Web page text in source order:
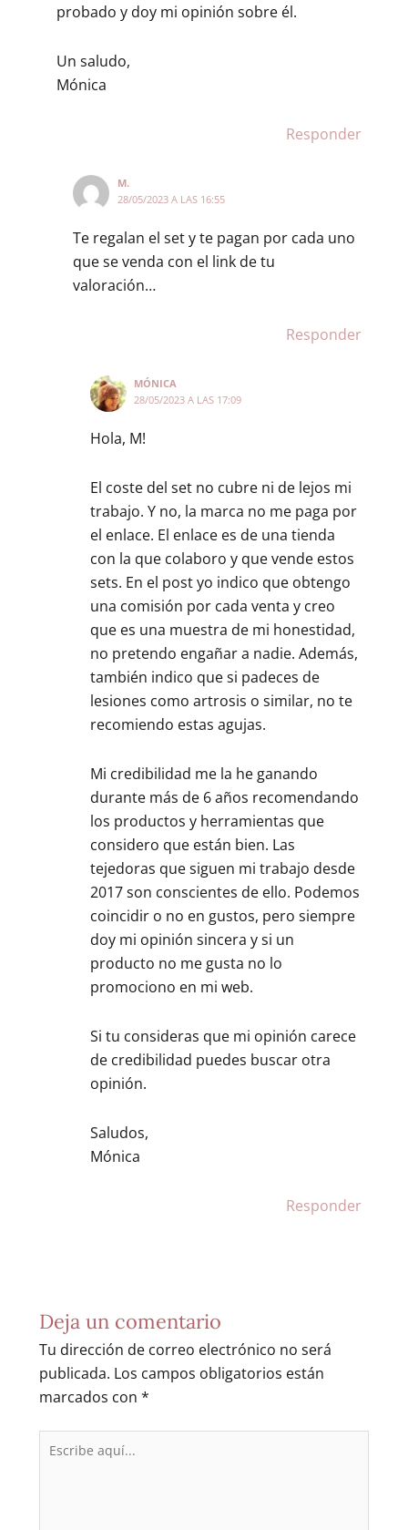
probado y doy mi opinión sobre él.
Un saludo,
Mónica
Responder
M.
28/05/2023 A LAS 16:55
Te regalan el set y te pagan por cada uno
que se venda con el link de tu
valoración…
Responder
MÓNICA
28/05/2023 A LAS 17:09
Hola, M!
El coste del set no cubre ni de lejos mi
trabajo. Y no, la marca no me paga por
el enlace. El enlace es de una tienda
con la que colaboro y que vende estos
sets. En el post yo indico que obtengo
una comisión por cada venta y creo
que es una muestra de mi honestidad,
no pretendo engañar a nadie. Además,
también indico que si padeces de
lesiones como artrosis o similar, no te
recomiendo estas agujas.
Mi credibilidad me la he ganando
durante más de 6 años recomendando
los productos y herramientas que
considero que están bien. Las
tejedoras que siguen mi trabajo desde
2017 son conscientes de ello. Podemos
coincidir o no en gustos, pero siempre
doy mi opinión sincera y si un
producto no me gusta no lo
promociono en mi web.
Si tu consideras que mi opinión carece
de credibilidad puedes buscar otra
opinión.
Saludos,
Mónica
Responder
Deja un comentario
Tu dirección de correo electrónico no será
publicada. Los campos obligatorios están
marcados con *
Escribe